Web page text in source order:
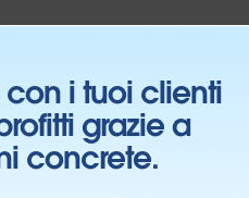
con i tuoi clienti
grazie a
concrete.